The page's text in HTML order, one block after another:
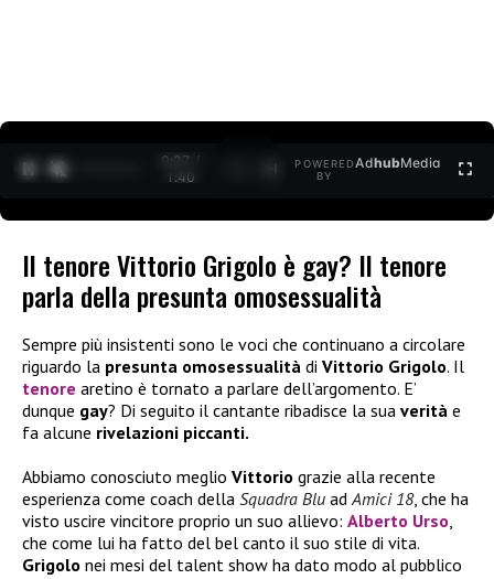
0:28 /
1:40
POWERED
BY
AdhubMedia
Il tenore Vittorio Grigolo è gay? Il tenore
parla della presunta omosessualità
Sempre più insistenti sono le voci che continuano a circolare
riguardo la presunta omosessualità di Vittorio Grigolo. Il
tenore aretino è tornato a parlare dell’argomento. E’
dunque gay? Di seguito il cantante ribadisce la sua verità e
fa alcune rivelazioni piccanti.
Abbiamo conosciuto meglio Vittorio grazie alla recente
esperienza come coach della Squadra Blu adAmici 18, che ha
visto uscire vincitore proprio un suo allievo: Alberto Urso,
che come lui ha fatto del bel canto il suo stile di vita.
Grigolo nei mesi del talent show ha dato modo al pubblico